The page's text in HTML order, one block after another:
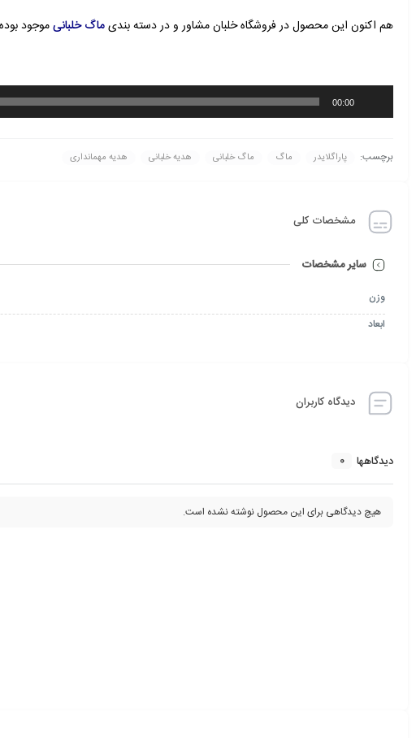
هم اکنون این محصول در فروشگاه خلبان مشاور و در دسته بندیماگ خلبانیموجود
00:00
برچسب: پاراگلایدر ماگ ماگ خلبانی هدیه خلبانی هدیه مهمانداری
مشخصات کلی
سایر مشخصات
وزن
ابعاد
دیدگاه کاربران
دیدگاهها 0
هیچ دیدگاهی برای این محصول نوشته نشده است.